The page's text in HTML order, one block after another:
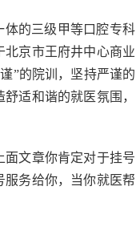
体的三级甲等口腔专科
北京市王府井中心商业
”的院训，坚持严谨的
适和谐的就医氛围，
文章你肯定对于挂号
务给你，当你就医帮